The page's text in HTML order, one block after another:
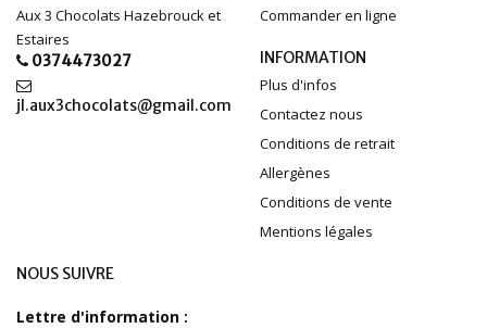
Aux 3 Chocolats Hazebrouck et
Estaires
0374473027
jl.aux3chocolats@gmail.com
Commander en ligne
INFORMATION
Plus d'infos
Contactez nous
Conditions de retrait
Allergènes
Conditions de vente
Mentions légales
NOUS SUIVRE
Lettre d'information :